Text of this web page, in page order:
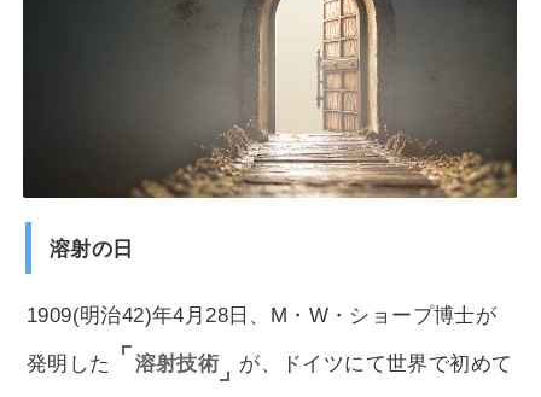
溶射の日
1909(明治42)年4月28日、M・W・ショープ博士が
発明した 溶射技術 が、ドイツにて世界で初めて